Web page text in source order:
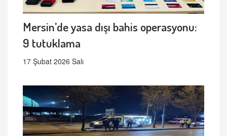
Mersin’de yasa dışı bahis operasyonu:
9 tutuklama
17 Şubat 2026 Salı